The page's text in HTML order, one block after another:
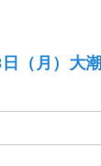
（月）大潮